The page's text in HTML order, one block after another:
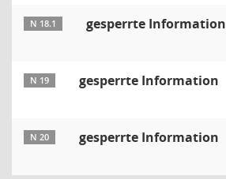
N 18.1 gesperrte Information
N 19 gesperrte Information
N 20 gesperrte Information